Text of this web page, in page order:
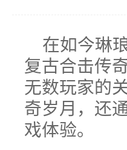
在如今琳
复古合击传
无数玩家的
奇岁月，还
戏体验。